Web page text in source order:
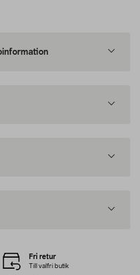
Fri retur
Till valfri butik